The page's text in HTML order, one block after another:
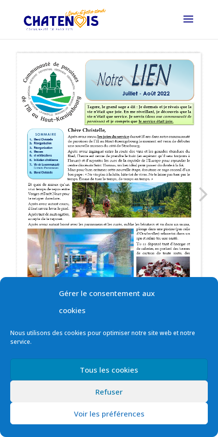
Gérer le consentement aux
cookies
Nous utilisons des cookies pour optimiser notre site web et notre
service.
Tous les cookies
Refuser
Voir les préférences